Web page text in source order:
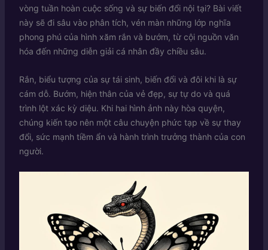
vòng tuần hoàn cuộc sống và sự biến đổi nội tại? Bài viết
này sẽ đi sâu vào phân tích, vén màn những lớp nghĩa
phong phú của hình xăm rắn và bướm, từ cội nguồn văn
hóa đến những diễn giải cá nhân đầy chiều sâu.
Rắn, biểu tượng của sự tái sinh, biến đổi và đôi khi là sự
cám dỗ. Bướm, hiện thân của vẻ đẹp, sự tự do và quá
trình lột xác kỳ diệu. Khi hai hình ảnh này hòa quyện,
chúng kiến tạo nên một câu chuyện phức tạp về sự thay
đổi, sức mạnh tiềm ẩn và hành trình trưởng thành của con
người.